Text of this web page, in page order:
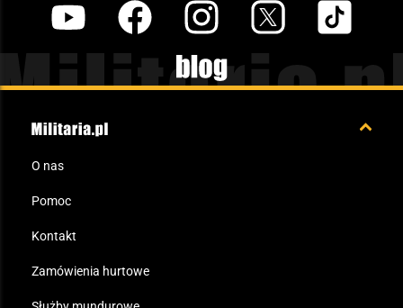
Blog
O nas
Pomoc
Kontakt
Zamówienia hurtowe